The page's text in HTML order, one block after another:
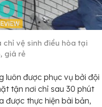
chỉ vệ sinh điều hòa tại
giá rẻ
luôn được phục vụ bởi đội
tận nơi chỉ sau 30 phút
được thực hiện bài bản,